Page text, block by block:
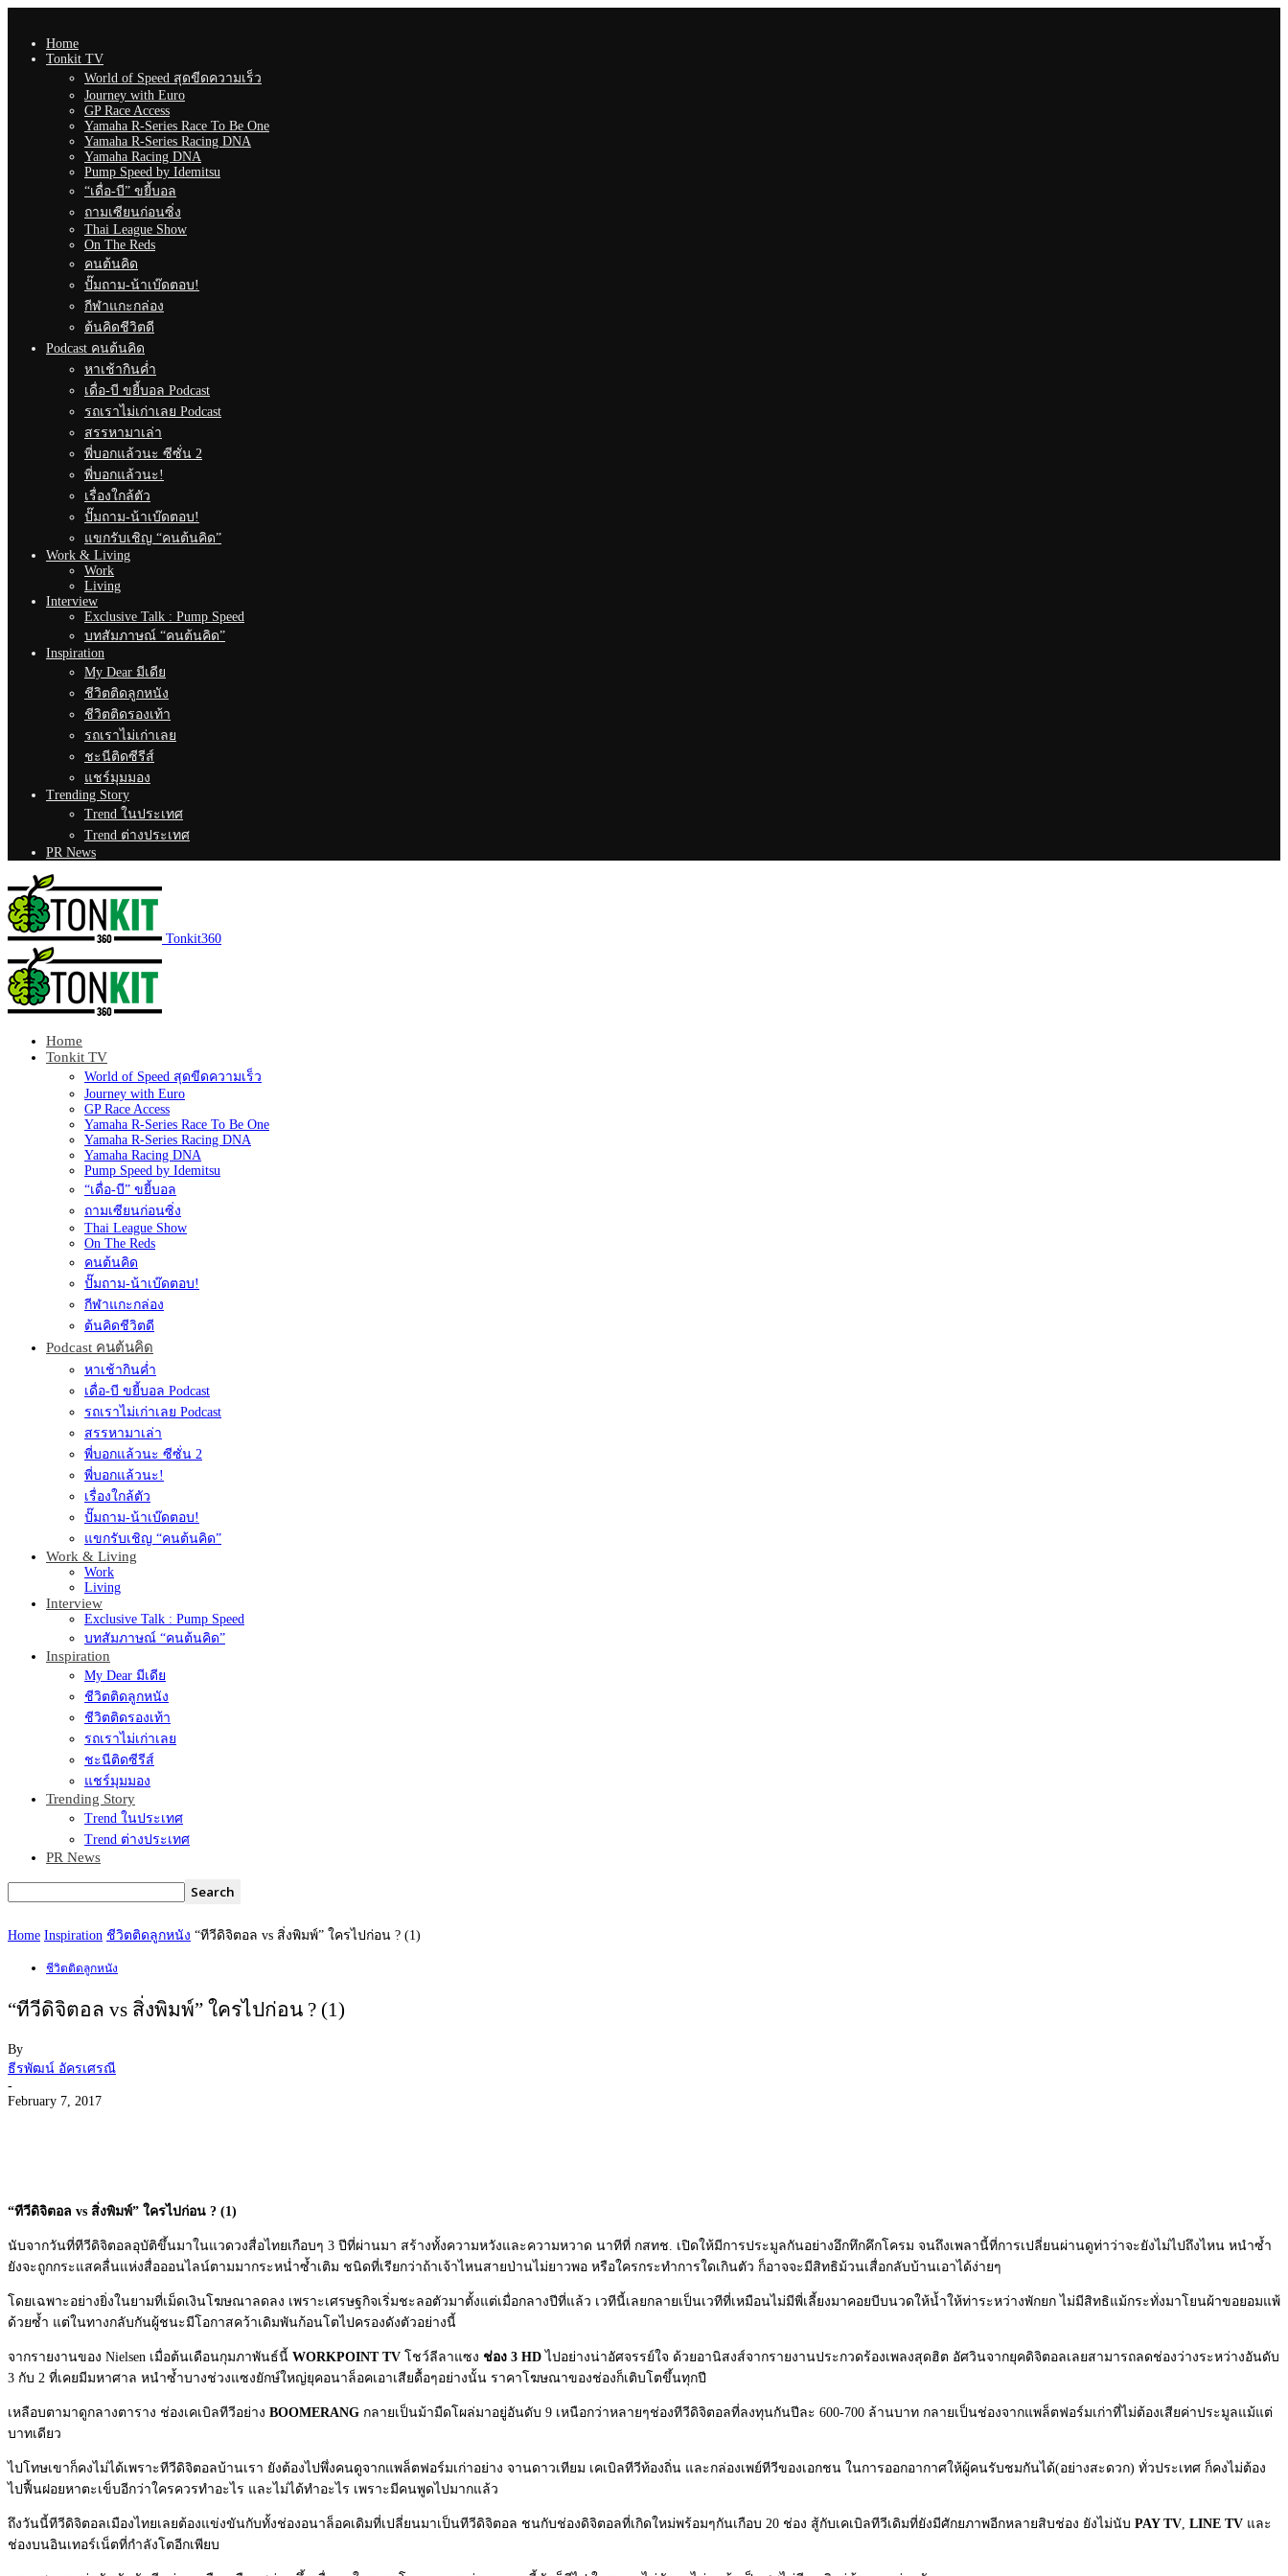
Home
Tonkit TV
World of Speed สุดขีดความเร็ว
Journey with Euro
GP Race Access
Yamaha R-Series Race To Be One
Yamaha R-Series Racing DNA
Yamaha Racing DNA
Pump Speed by Idemitsu
“เดื่อ-บี” ขยี้บอล
ถามเซียนก่อนซิ่ง
Thai League Show
On The Reds
คนต้นคิด
ปั๊มถาม-น้าเบ๊ดตอบ!
กีฬาแกะกล่อง
ต้นคิดชีวิตดี
Podcast คนต้นคิด
หาเช้ากินค่ำ
เดื่อ-บี ขยี้บอล Podcast
รถเราไม่เก่าเลย Podcast
สรรหามาเล่า
พี่บอกแล้วนะ ซีซั่น 2
พี่บอกแล้วนะ!
เรื่องใกล้ตัว
ปั๊มถาม-น้าเบ๊ดตอบ!
แขกรับเชิญ “คนต้นคิด”
Work & Living
Work
Living
Interview
Exclusive Talk : Pump Speed
บทสัมภาษณ์ “คนต้นคิด”
Inspiration
My Dear มีเดีย
ชีวิตติดลูกหนัง
ชีวิตติดรองเท้า
รถเราไม่เก่าเลย
ชะนีติดซีรีส์
แชร์มุมมอง
Trending Story
Trend ในประเทศ
Trend ต่างประเทศ
PR News
Tonkit360
Home
Tonkit TV
World of Speed สุดขีดความเร็ว
Journey with Euro
GP Race Access
Yamaha R-Series Race To Be One
Yamaha R-Series Racing DNA
Yamaha Racing DNA
Pump Speed by Idemitsu
“เดื่อ-บี” ขยี้บอล
ถามเซียนก่อนซิ่ง
Thai League Show
On The Reds
คนต้นคิด
ปั๊มถาม-น้าเบ๊ดตอบ!
กีฬาแกะกล่อง
ต้นคิดชีวิตดี
Podcast คนต้นคิด
หาเช้ากินค่ำ
เดื่อ-บี ขยี้บอล Podcast
รถเราไม่เก่าเลย Podcast
สรรหามาเล่า
พี่บอกแล้วนะ ซีซั่น 2
พี่บอกแล้วนะ!
เรื่องใกล้ตัว
ปั๊มถาม-น้าเบ๊ดตอบ!
แขกรับเชิญ “คนต้นคิด”
Work & Living
Work
Living
Interview
Exclusive Talk : Pump Speed
บทสัมภาษณ์ “คนต้นคิด”
Inspiration
My Dear มีเดีย
ชีวิตติดลูกหนัง
ชีวิตติดรองเท้า
รถเราไม่เก่าเลย
ชะนีติดซีรีส์
แชร์มุมมอง
Trending Story
Trend ในประเทศ
Trend ต่างประเทศ
PR News
Home Inspiration ชีวิตติดลูกหนัง “ทีวีดิจิตอล vs สิ่งพิมพ์” ใครไปก่อน ? (1)
ชีวิตติดลูกหนัง
“ทีวีดิจิตอล vs สิ่งพิมพ์” ใครไปก่อน ? (1)
By
ธีรพัฒน์ อัครเศรณี
-
February 7, 2017
“ทีวีดิจิตอล vs สิ่งพิมพ์” ใครไปก่อน ? (1)
นับจากวันที่ทีวีดิจิตอลอุบัติขึ้นมาในแวดวงสื่อไทยเกือบๆ 3 ปีที่ผ่านมา สร้างทั้งความหวังและความหวาด นาทีที่ กสทช. เปิดให้มีการประมูลกันอย่างอึกทึกคึกโครม จนถึงเพลานี้ที่การเปลี่ยนผ่านดูท่าว่าจะยังไม่ไปถึงไหน หนำซ้ำ
ยังจะถูกกระแสคลื่นแห่งสื่อออนไลน์ตามมากระหน่ำซ้ำเติม ชนิดที่เรียกว่าถ้าเจ้าไหนสายป่านไม่ยาวพอ หรือใครกระทำการใดเกินตัว ก็อาจจะมีสิทธิม้วนเสื่อกลับบ้านเอาได้ง่ายๆ
โดยเฉพาะอย่างยิ่งในยามที่เม็ดเงินโฆษณาลดลง เพราะเศรษฐกิจเริ่มชะลอตัวมาตั้งแต่เมื่อกลางปีที่แล้ว เวทีนี้เลยกลายเป็นเวทีที่เหมือนไม่มีพี่เลี้ยงมาคอยบีบนวดให้น้ำให้ท่าระหว่างพักยก ไม่มีสิทธิแม้กระทั่งมาโยนผ้าขอยอมแพ้
ด้วยซ้ำ แต่ในทางกลับกันผู้ชนะมีโอกาสคว้าเดิมพันก้อนโตไปครองดังตัวอย่างนี้
จากรายงานของ Nielsen เมื่อต้นเดือนกุมภาพันธ์นี้ WORKPOINT TV โชว์ลีลาแซง ช่อง 3 HD ไปอย่างน่าอัศจรรย์ใจ ด้วยอานิสงส์จากรายงานประกวดร้องเพลงสุดฮิต อัศวินจากยุคดิจิตอลเลยสามารถลดช่องว่างระหว่างอันดับ
3 กับ 2 ที่เคยมีมหาศาล หนำซ้ำบางช่วงแซงยักษ์ใหญ่ยุคอนาล็อคเอาเสียดื้อๆอย่างนั้น ราคาโฆษณาของช่องก็เติบโตขึ้นทุกปี
เหลือบตามาดูกลางตาราง ช่องเคเบิลทีวีอย่าง BOOMERANG กลายเป็นม้ามืดโผล่มาอยู่อันดับ 9 เหนือกว่าหลายๆช่องทีวีดิจิตอลที่ลงทุนกันปีละ 600-700 ล้านบาท กลายเป็นช่องจากแพล็ตฟอร์มเก่าที่ไม่ต้องเสียค่าประมูลแม้แต่
บาทเดียว
ไปโทษเขาก็คงไม่ได้เพราะทีวีดิจิตอลบ้านเรา ยังต้องไปพึ่งคนดูจากแพล็ตฟอร์มเก่าอย่าง จานดาวเทียม เคเบิลทีวีท้องถิ่น และกล่องเพย์ทีวีของเอกชน ในการออกอากาศให้ผู้คนรับชมกันได้(อย่างสะดวก) ทั่วประเทศ ก็คงไม่ต้อง
ไปฟื้นฝอยหาตะเข็บอีกว่าใครควรทำอะไร และไม่ได้ทำอะไร เพราะมีคนพูดไปมากแล้ว
ถึงวันนี้ทีวีดิจิตอลเมืองไทยเลยต้องแข่งขันกับทั้งช่องอนาล็อคเดิมที่เปลี่ยนมาเป็นทีวีดิจิตอล ชนกับช่องดิจิตอลที่เกิดใหม่พร้อมๆกันเกือบ 20 ช่อง สู้กับเคเบิลทีวีเดิมที่ยังมีศักยภาพอีกหลายสิบช่อง ยังไม่นับ PAY TV LINE TV และ
ช่องบนอินเทอร์เน็ตที่กำลังโตอีกเพียบ